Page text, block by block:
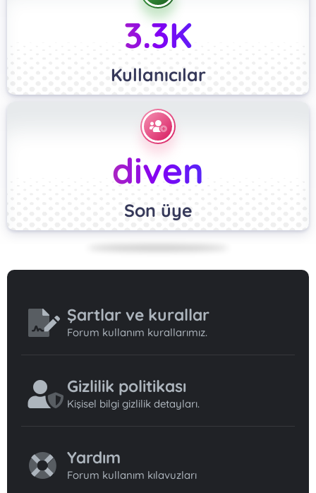
3.3K
Kullanıcılar
diven
Son üye
Şartlar ve kurallar
Forum kullanım kurallarımız.
Gizlilik politikası
Kişisel bilgi gizlilik detayları.
Yardım
Forum kullanım kılavuzları